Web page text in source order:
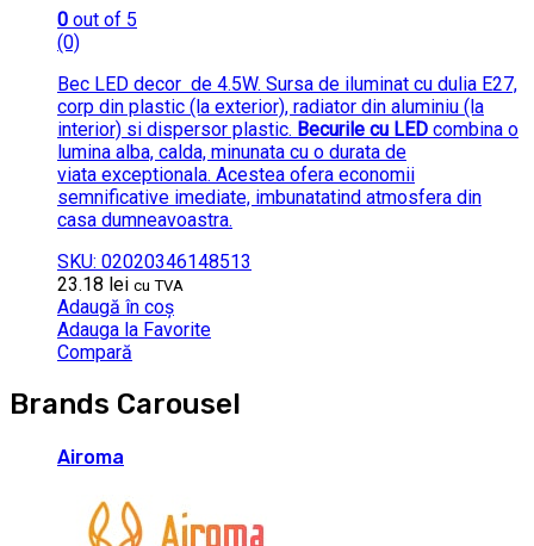
0 out of 5
(0)
Bec LED decor de 4.5W. Sursa de iluminat cu dulia E27,
corp din plastic (la exterior), radiator din aluminiu (la
interior) si dispersor plastic. Becurile cu LED combina o
lumina alba, calda, minunata cu o durata de
viata exceptionala. Acestea ofera economii
semnificative imediate, imbunatatind atmosfera din
casa dumneavoastra.
SKU: 02020346148513
23.18 lei cu TVA
Adaugă în coș
Adauga la Favorite
Compară
Brands Carousel
Airoma